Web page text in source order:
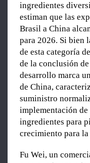
ingredientes
estiman que las
Brasil a China
para 2026. Si bien
de esta categoría
de la conclusión
desarrollo marca
de China,
suministro
implementación
ingredientes para
crecimiento para
Fu Wei, un